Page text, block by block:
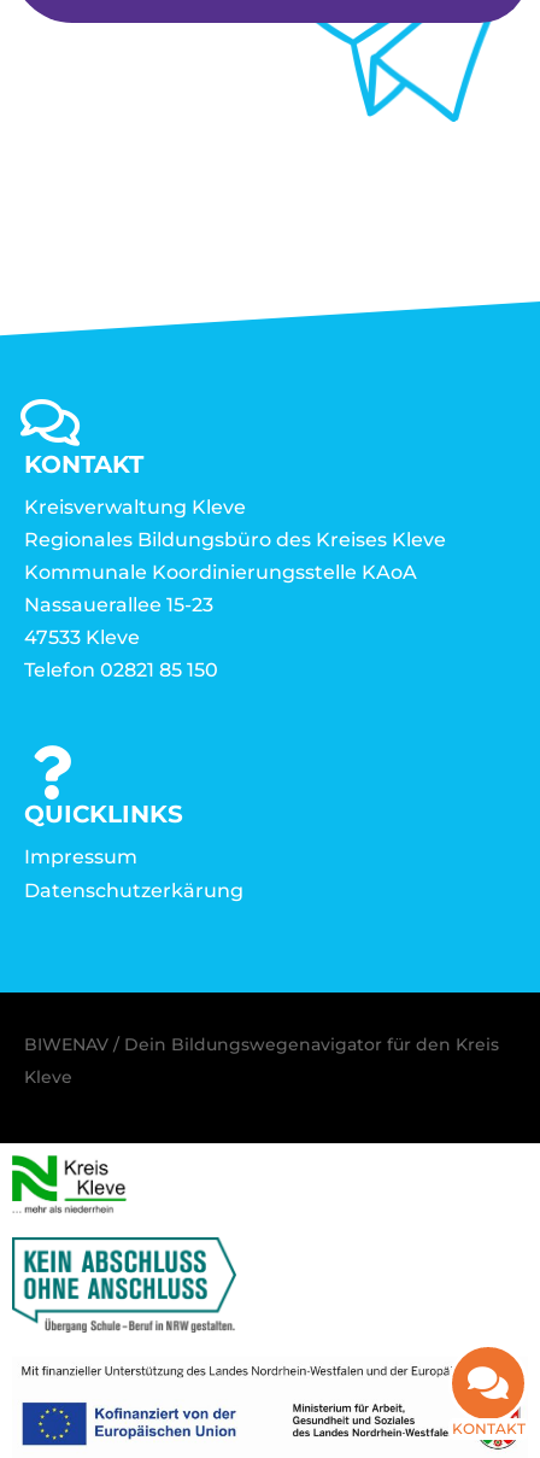
KONTAKT
Kreisverwaltung Kleve
Regionales Bildungsbüro des Kreises Kleve
Kommunale Koordinierungsstelle KAoA
Nassauerallee 15-23
47533 Kleve
Telefon 02821 85 150
QUICKLINKS
Impressum
Datenschutzerkärung
BIWENAV / Dein Bildungswegenavigator für den Kreis
Kleve
KONTAKT